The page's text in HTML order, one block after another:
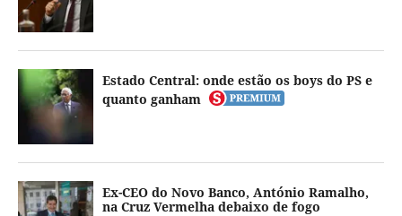
Estado Central: onde estão os boys do PS e
quanto ganham
Ex-CEO do Novo Banco, António Ramalho,
na Cruz Vermelha debaixo de fogo